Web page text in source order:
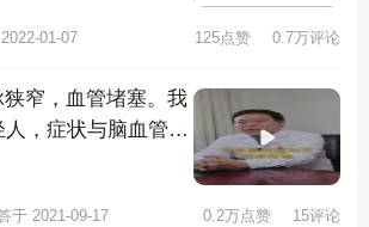
武天皇将日
01-07 125点赞 0.7万评论
窄，血管堵塞。我
，症状与脑血管堵
才会。为什么我也
于 2021-09-17 0.2万点赞 15评论